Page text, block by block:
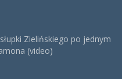
Zielińskiego po jednym
(video)